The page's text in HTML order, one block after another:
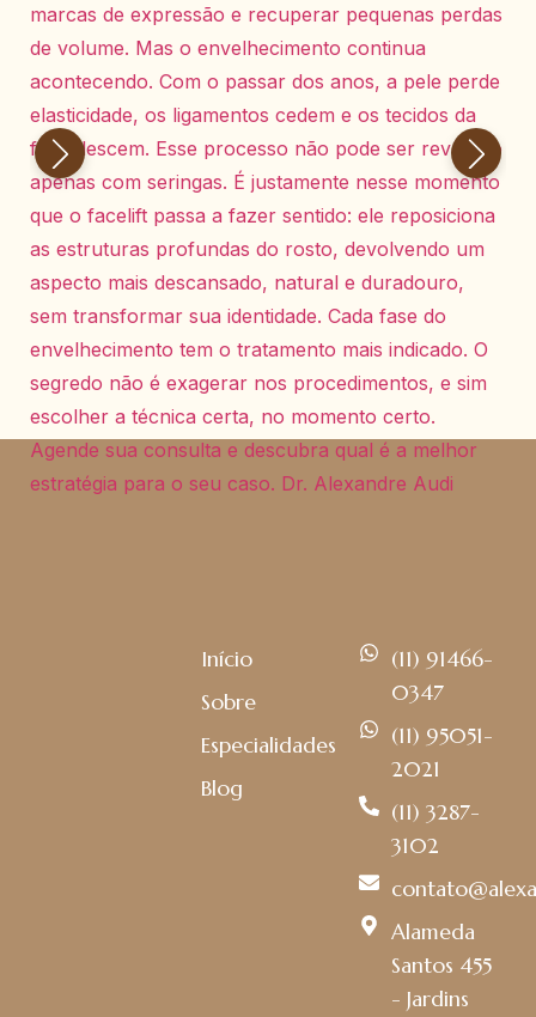
Início
Sobre
Especialidades
Blog
(11) 91466-
0347
(11) 95051-
2021
(11) 3287-
3102
Alameda
Santos 455
- Jardins